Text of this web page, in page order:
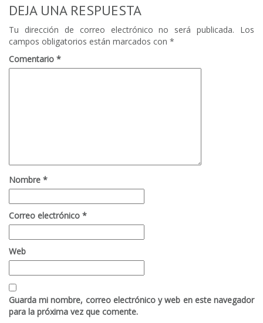
DEJA UNA RESPUESTA
Tu dirección de correo electrónico no será publicada.
Los
campos obligatorios están marcados con *
Comentario *
Nombre *
Correo electrónico *
Web
Guarda mi nombre, correo electrónico y web en este navegador
para la próxima vez que comente.